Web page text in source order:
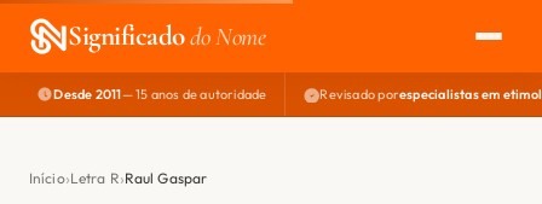
Significadodo Nome
EXPLORAR
NOME PERFEITO
Desde 2011— 15 anos de autoridade Revisado porespecialistas em
Início Letra R Raul Gaspar